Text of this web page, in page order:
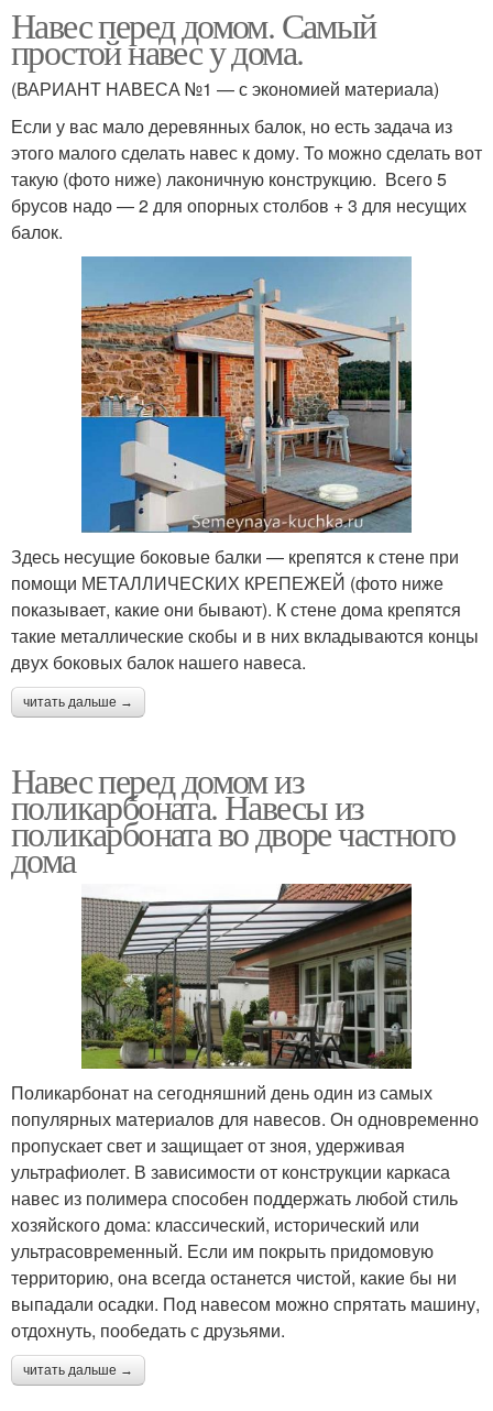
Навес перед домом. Самый
простой навес у дома.
(ВАРИАНТ НАВЕСА №1 — с экономией материала)
Если у вас мало деревянных балок, но есть задача из
этого малого сделать навес к дому. То можно сделать вот
такую (фото ниже) лаконичную конструкцию. Всего 5
брусов надо — 2 для опорных столбов + 3 для несущих
балок.
Здесь несущие боковые балки — крепятся к стене при
помощи МЕТАЛЛИЧЕСКИХ КРЕПЕЖЕЙ (фото ниже
показывает, какие они бывают). К стене дома крепятся
такие металлические скобы и в них вкладываются концы
двух боковых балок нашего навеса.
читать дальше →
Навес перед домом из
поликарбоната. Навесы из
поликарбоната во дворе частного
дома
Поликарбонат на сегодняшний день один из самых
популярных материалов для навесов. Он одновременно
пропускает свет и защищает от зноя, удерживая
ультрафиолет. В зависимости от конструкции каркаса
навес из полимера способен поддержать любой стиль
хозяйского дома: классический, исторический или
ультрасовременный. Если им покрыть придомовую
территорию, она всегда останется чистой, какие бы ни
выпадали осадки. Под навесом можно спрятать машину,
отдохнуть, пообедать с друзьями.
читать дальше →